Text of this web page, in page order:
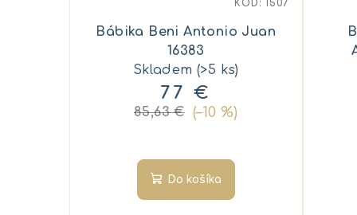
uBábika Beni Antonio Juan
16383
Skladem (>5 ks)
77 €
85,63 € (–10 %)
Do košíka
KÓD:1507